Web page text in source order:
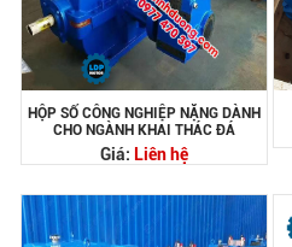
HỘP SỐ CÔNG NGHIỆP NẶNG DÀNH
CHO NGÀNH KHAI THÁC ĐÁ
Giá: Liên hệ